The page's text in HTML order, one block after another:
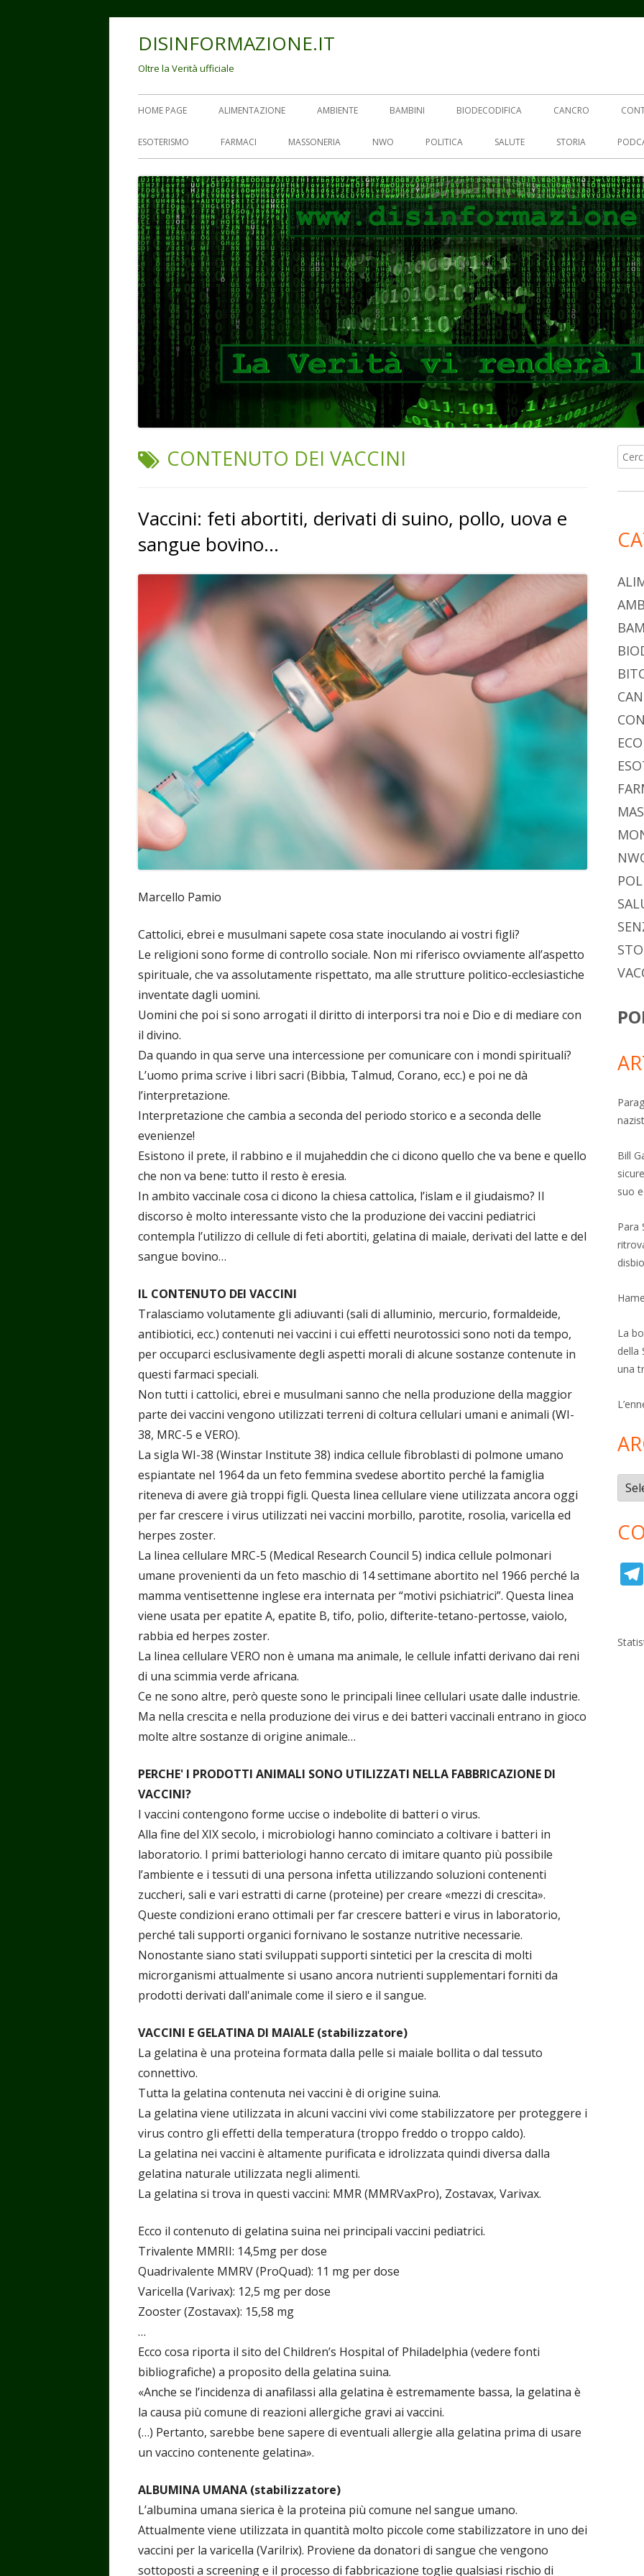
DISINFORMAZIONE.IT
Oltre la Verità ufficiale
Menu
principale
HOME PAGE ALIMENTAZIONE AMBIENTE BAMBINI BIODECODIFICA CANCRO
ESOTERISMO FARMACI MASSONERIA NWO POLITICA SALUTE STORIA
TAG:
CONTENUTO DEI VACCINI
Vaccini: feti abortiti, derivati di suino, pollo, uova e
sangue bovino…
Marcello Pamio
Cattolici, ebrei e musulmani sapete cosa state inoculando ai vostri figli?
Le religioni sono forme di controllo sociale. Non mi riferisco ovviamente all’aspetto
spirituale, che va assolutamente rispettato, ma alle strutture politico-ecclesiastiche
inventate dagli uomini.
Uomini che poi si sono arrogati il diritto di interporsi tra noi e Dio e di mediare con
il divino.
Da quando in qua serve una intercessione per comunicare con i mondi spirituali?
L’uomo prima scrive i libri sacri (Bibbia, Talmud, Corano, ecc.) e poi ne dà
l’interpretazione.
Interpretazione che cambia a seconda del periodo storico e a seconda delle
evenienze!
Esistono il prete, il rabbino e il mujaheddin che ci dicono quello che va bene e quello
che non va bene: tutto il resto è eresia.
In ambito vaccinale cosa ci dicono la chiesa cattolica, l’islam e il giudaismo? Il
discorso è molto interessante visto che la produzione dei vaccini pediatrici
contempla l’utilizzo di cellule di feti abortiti, gelatina di maiale, derivati del latte e del
sangue bovino…
IL CONTENUTO DEI VACCINI
Tralasciamo volutamente gli adiuvanti (sali di alluminio, mercurio, formaldeide,
antibiotici, ecc.) contenuti nei vaccini i cui effetti neurotossici sono noti da tempo,
per occuparci esclusivamente degli aspetti morali di alcune sostanze contenute in
questi farmaci speciali.
Non tutti i cattolici, ebrei e musulmani sanno che nella produzione della maggior
parte dei vaccini vengono utilizzati terreni di coltura cellulari umani e animali (WI-
38, MRC-5 e VERO).
La sigla WI-38 (Winstar Institute 38) indica cellule fibroblasti di polmone umano
espiantate nel 1964 da un feto femmina svedese abortito perché la famiglia
riteneva di avere già troppi figli. Questa linea cellulare viene utilizzata ancora oggi
per far crescere i virus utilizzati nei vaccini morbillo, parotite, rosolia, varicella ed
herpes zoster.
La linea cellulare MRC-5 (Medical Research Council 5) indica cellule polmonari
umane provenienti da un feto maschio di 14 settimane abortito nel 1966 perché la
mamma ventisettenne inglese era internata per “motivi psichiatrici”. Questa linea
viene usata per epatite A, epatite B, tifo, polio, difterite-tetano-pertosse, vaiolo,
rabbia ed herpes zoster.
La linea cellulare VERO non è umana ma animale, le cellule infatti derivano dai reni
di una scimmia verde africana.
Ce ne sono altre, però queste sono le principali linee cellulari usate dalle industrie.
Ma nella crescita e nella produzione dei virus e dei batteri vaccinali entrano in gioco
molte altre sostanze di origine animale…
PERCHE' I PRODOTTI ANIMALI SONO UTILIZZATI NELLA FABBRICAZIONE DI
VACCINI?
I vaccini contengono forme uccise o indebolite di batteri o virus.
Alla fine del XIX secolo, i microbiologi hanno cominciato a coltivare i batteri in
laboratorio. I primi batteriologi hanno cercato di imitare quanto più possibile
l’ambiente e i tessuti di una persona infetta utilizzando soluzioni contenenti
zuccheri, sali e vari estratti di carne (proteine) per creare «mezzi di crescita».
Queste condizioni erano ottimali per far crescere batteri e virus in laboratorio,
perché tali supporti organici fornivano le sostanze nutritive necessarie.
Nonostante siano stati sviluppati supporti sintetici per la crescita di molti
microrganismi attualmente si usano ancora nutrienti supplementari forniti da
prodotti derivati dall'animale come il siero e il sangue.
VACCINI E GELATINA DI MAIALE (stabilizzatore)
La gelatina è una proteina formata dalla pelle si maiale bollita o dal tessuto
connettivo.
Tutta la gelatina contenuta nei vaccini è di origine suina.
La gelatina viene utilizzata in alcuni vaccini vivi come stabilizzatore per proteggere i
virus contro gli effetti della temperatura (troppo freddo o troppo caldo).
La gelatina nei vaccini è altamente purificata e idrolizzata quindi diversa dalla
gelatina naturale utilizzata negli alimenti.
La gelatina si trova in questi vaccini: MMR (MMRVaxPro), Zostavax, Varivax.
Ecco il contenuto di gelatina suina nei principali vaccini pediatrici.
Trivalente MMRII: 14,5mg per dose
Quadrivalente MMRV (ProQuad): 11 mg per dose
Varicella (Varivax): 12,5 mg per dose
Zooster (Zostavax): 15,58 mg
…
Ecco cosa riporta il sito del Children’s Hospital of Philadelphia (vedere fonti
bibliografiche) a proposito della gelatina suina.
«Anche se l’incidenza di anafilassi alla gelatina è estremamente bassa, la gelatina è
la causa più comune di reazioni allergiche gravi ai vaccini.
(…) Pertanto, sarebbe bene sapere di eventuali allergie alla gelatina prima di usare
un vaccino contenente gelatina».
ALBUMINA UMANA (stabilizzatore)
L’albumina umana sierica è la proteina più comune nel sangue umano.
Attualmente viene utilizzata in quantità molto piccole come stabilizzatore in uno dei
vaccini per la varicella (Varilrix). Proviene da donatori di sangue che vengono
sottoposti a screening e il processo di fabbricazione toglie qualsiasi rischio di
per:
Bill
suo
Para
La
della
una